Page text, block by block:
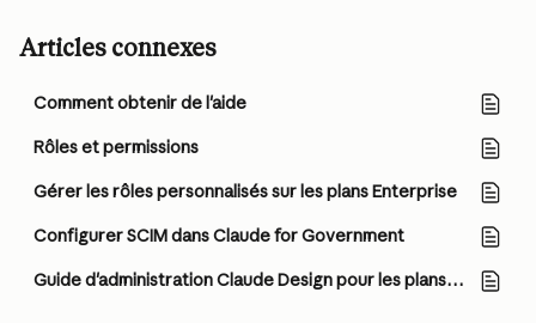
Articles connexes
Comment obtenir de l'aide
Rôles et permissions
Gérer les rôles personnalisés sur les plans Enterprise
Configurer SCIM dans Claude for Government
Guide d'administration Claude Design pour les plans Team et Enterprise